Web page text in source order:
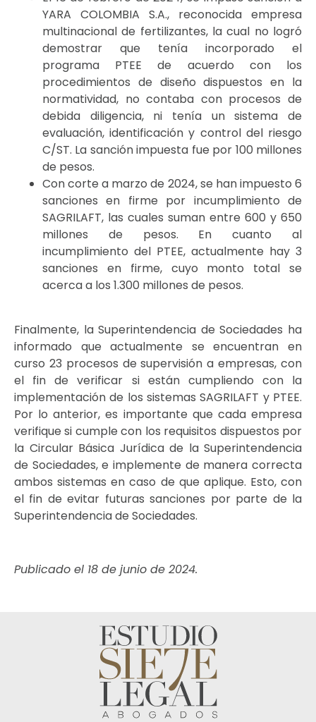
YARA COLOMBIA S.A., reconocida empresa
multinacional de fertilizantes, la cual no logró
demostrar que tenía incorporado el
programa PTEE de acuerdo con los
procedimientos de diseño dispuestos en la
normatividad, no contaba con procesos de
debida diligencia, ni tenía un sistema de
evaluación, identificación y control del riesgo
C/ST. La sanción impuesta fue por 100 millones
de pesos.
Con corte a marzo de 2024, se han impuesto 6
sanciones en firme por incumplimiento de
SAGRILAFT, las cuales suman entre 600 y 650
millones de pesos. En cuanto al
incumplimiento del PTEE, actualmente hay 3
sanciones en firme, cuyo monto total se
acerca a los 1.300 millones de pesos.
Finalmente, la Superintendencia de Sociedades ha
informado que actualmente se encuentran en
curso 23 procesos de supervisión a empresas, con
el fin de verificar si están cumpliendo con la
implementación de los sistemas SAGRILAFT y PTEE.
Por lo anterior, es importante que cada empresa
verifique si cumple con los requisitos dispuestos por
la Circular Básica Jurídica de la Superintendencia
de Sociedades, e implemente de manera correcta
ambos sistemas en caso de que aplique. Esto, con
el fin de evitar futuras sanciones por parte de la
Superintendencia de Sociedades.
Publicado el 18 de junio de 2024.